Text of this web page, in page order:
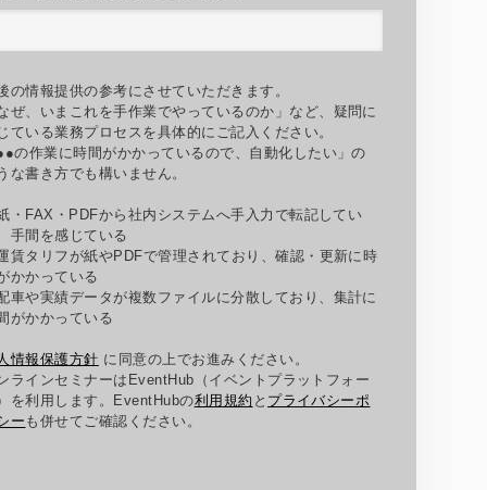
の情報提供の参考にさせていただきます。
ぜ、いまこれを手作業でやっているのか」など、疑問に
ている業務プロセスを具体的にご記入ください。
の作業に時間がかかっているので、自動化したい」の
な書き方でも構いません。
・FAX・PDFから社内システムへ手入力で転記してい
手間を感じている
賃タリフが紙やPDFで管理されており、確認・更新に時
かかっている
車や実績データが複数ファイルに分散しており、集計に
がかかっている
情報保護方針 に同意の上でお進みください。
ラインセミナーはEventHub（イベントプラットフォー
を利用します。EventHubの利用規約 と プライバシーポ
ー も併せてご確認ください。